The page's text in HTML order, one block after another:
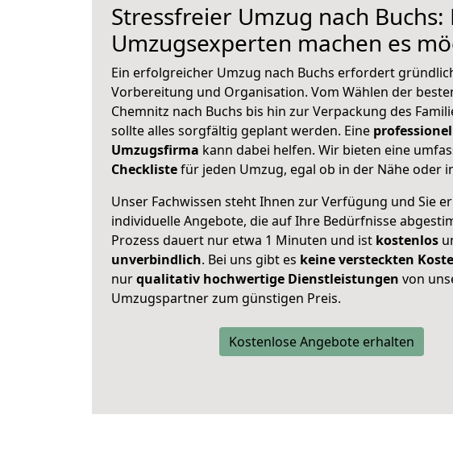
Stressfreier Umzug nach Buchs:
Umzugsexperten machen es
Ein erfolgreicher Umzug nach Buchs erfordert
Vorbereitung und Organisation. Vom Wählen der
Chemnitz nach Buchs bis hin zur Verpackung des
sollte alles sorgfältig geplant werden. Eine
Umzugsfirma kann dabei helfen. Wir bieten eine
Checklistefür jeden Umzug, egal ob in der Nähe oder
Unser Fachwissen steht Ihnen zur Verfügung und Sie
individuelle Angebote, die auf Ihre Bedürfnisse
Prozess dauert nur etwa 1 Minuten und ist kostenlos
unverbindlich. Bei uns gibt es keine versteckten
nurqualitativ hochwertige Dienstleistungen von
Umzugspartner zum günstigen Preis.
Kostenlose Angebote erhalten